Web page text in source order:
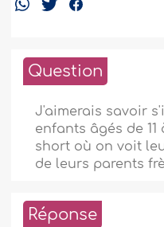
Question
J'aimerais savoir
enfants âgés de 11
short où on voit
de leurs parents
Réponse